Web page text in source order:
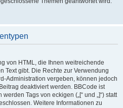
von HTML, die Ihnen weitreichende
Text gibt. Die Rechte zur Verwendung
Administration vergeben, können jedoch
deaktiviert werden. BBCode ist
Tags von eckigen („[“ und „]“) statt
Weitere Informationen zu